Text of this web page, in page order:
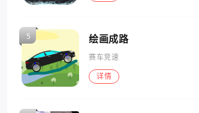
绘画成路
赛车竞速
详情